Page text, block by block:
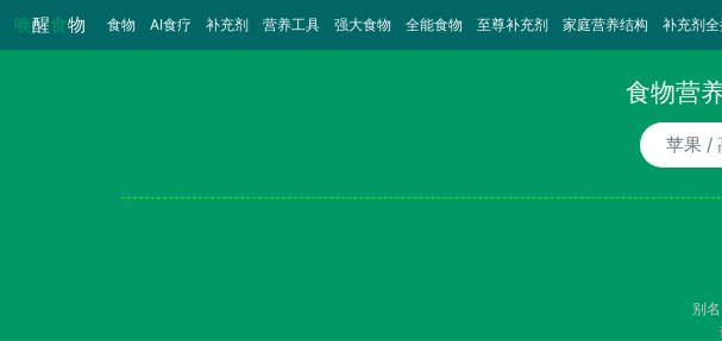
唤醒食物 食物 （当前）
AI食疗 补充剂 营养工具 强大食物 全能食物 至尊补充剂 家庭营养结构 补充剂
食物营
食物/AI食疗诉求/补充剂名
别